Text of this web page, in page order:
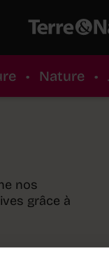
• Nature •
nos
grâce à